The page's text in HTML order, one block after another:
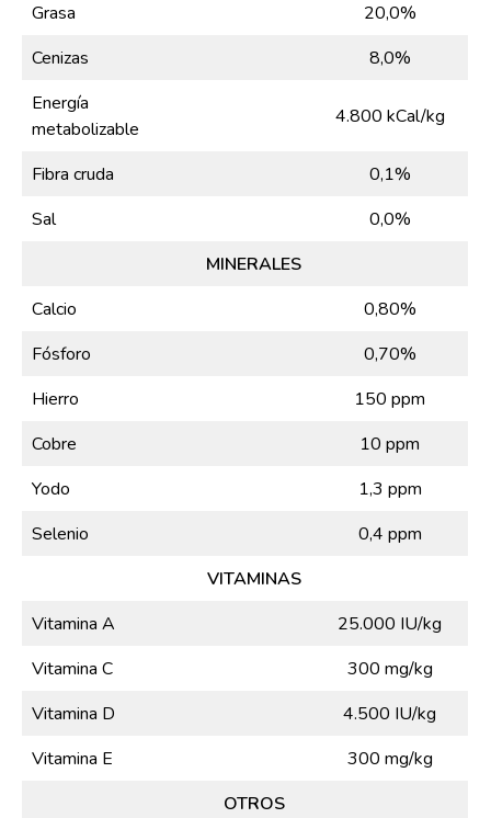
Grasa
20,0%
Cenizas
8,0%
Energía
metabolizable
4.800 kCal/kg
Fibra cruda
0,1%
Sal
0,0%
MINERALES
Calcio
0,80%
Fósforo
0,70%
Hierro
150 ppm
Cobre
10 ppm
Yodo
1,3 ppm
Selenio
0,4 ppm
VITAMINAS
Vitamina A
25.000 IU/kg
Vitamina C
300 mg/kg
Vitamina D
4.500 IU/kg
Vitamina E
300 mg/kg
OTROS